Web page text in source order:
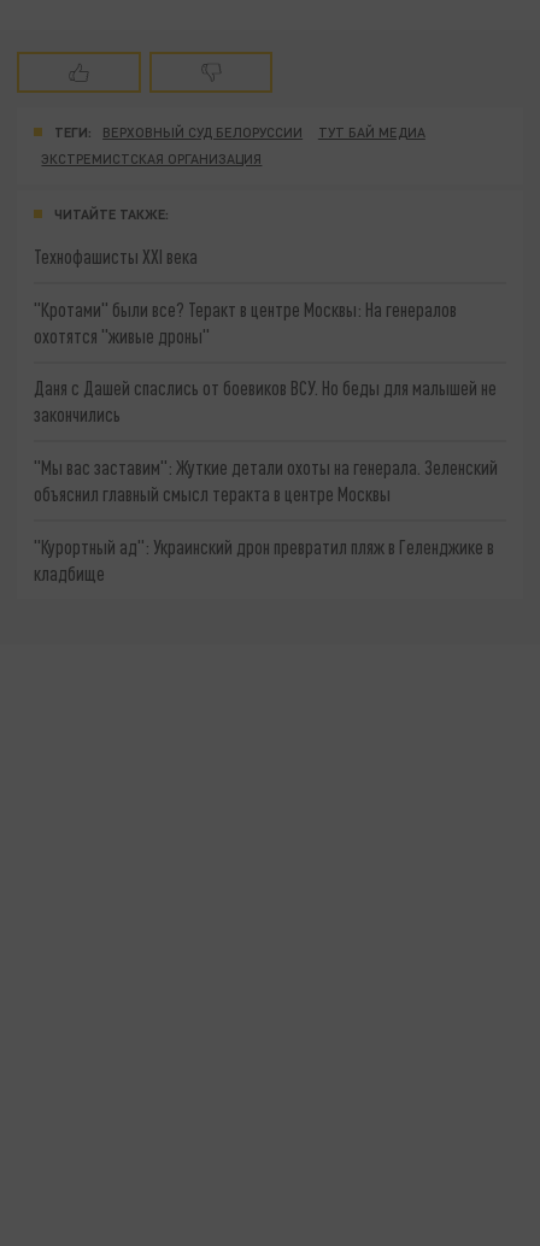
ТЕГИ: ВЕРХОВНЫЙ СУД БЕЛОРУССИИ
ТУТ БАЙ МЕДИА
ЭКСТРЕМИСТСКАЯ ОРГАНИЗАЦИЯ
ЧИТАЙТЕ ТАКЖЕ:
Технофашисты XXI века
"Кротами" были все? Теракт в центре Москвы: На генералов
охотятся "живые дроны"
Даня с Дашей спаслись от боевиков ВСУ. Но беды для малышей не
закончились
"Мы вас заставим": Жуткие детали охоты на генерала. Зеленский
объяснил главный смысл теракта в центре Москвы
"Курортный ад": Украинский дрон превратил пляж в Геленджике в
кладбище